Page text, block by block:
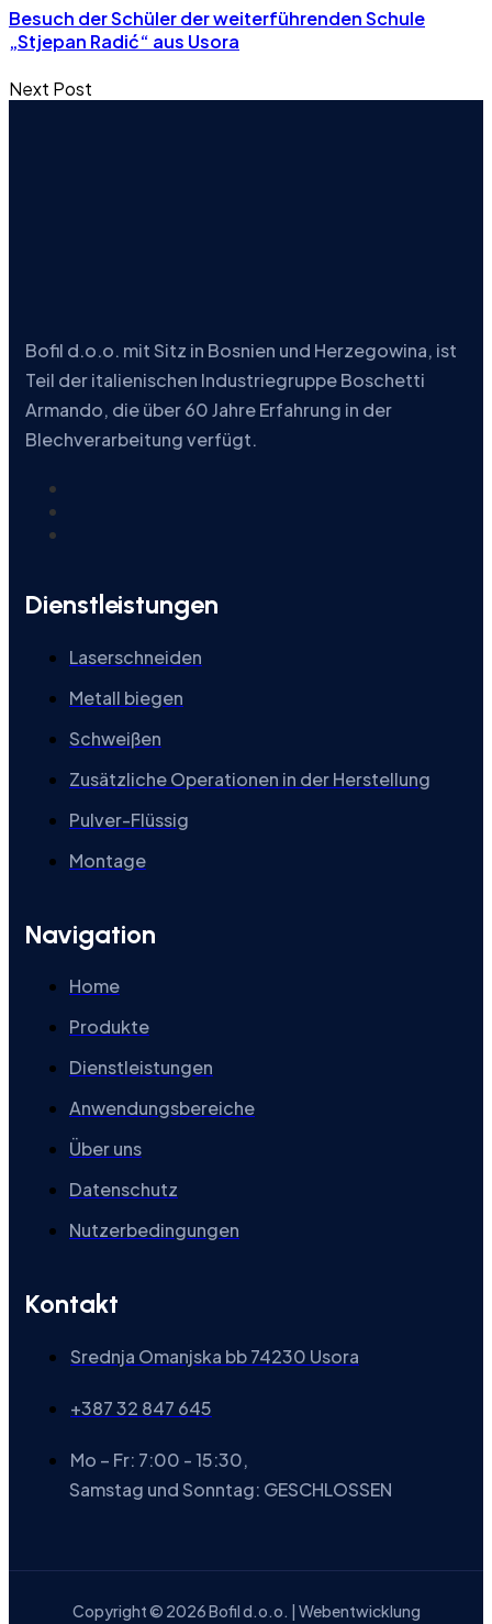
Besuch der Schüler der weiterführenden Schule
„Stjepan Radić“ aus Usora
Next Post
Bofil d.o.o. mit Sitz in Bosnien und Herzegowina, ist
Teil der italienischen Industriegruppe Boschetti
Armando, die über 60 Jahre Erfahrung in der
Blechverarbeitung verfügt.
Dienstleistungen
Laserschneiden
Metall biegen
Schweißen
Zusätzliche Operationen in der Herstellung
Pulver-Flüssig
Montage
Navigation
Home
Produkte
Dienstleistungen
Anwendungsbereiche
Über uns
Datenschutz
Nutzerbedingungen
Kontakt
Srednja Omanjska bb 74230 Usora
+387 32 847 645
Mo – Fr: 7:00 - 15:30,
Samstag und Sonntag: GESCHLOSSEN
Copyright © 2026 Bofil d.o.o. | Webentwicklung